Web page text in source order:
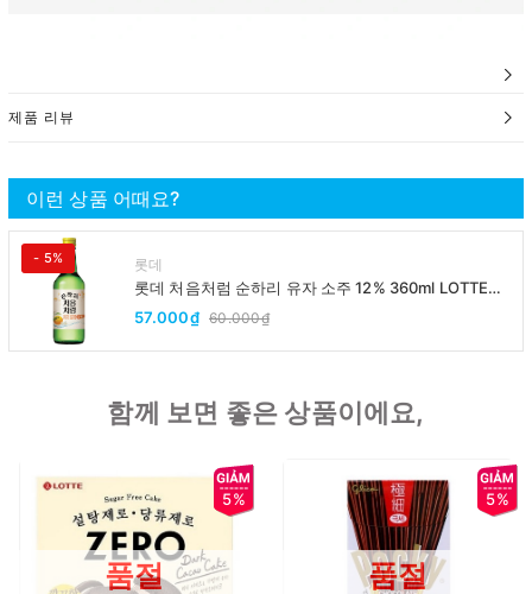
제품 리뷰
이런 상품 어때요?
- 5% 롯데
롯데 처음처럼 순하리 유자 소주 12% 360ml LOTTE
Chumchurum vi thanh yen/cam
57.000₫ 60.000₫
함께 보면 좋은 상품이에요,
5%
품절
5%
품절